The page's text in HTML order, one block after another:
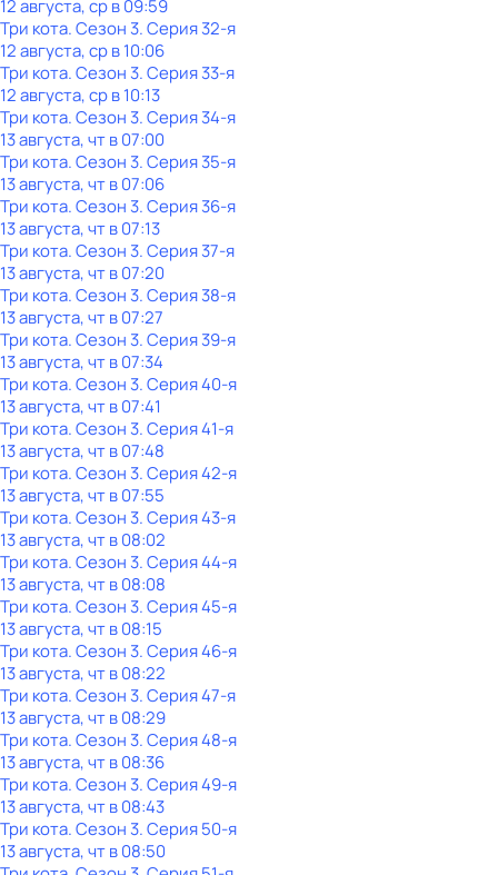
12 августа, ср в 09:59
Три кота. Сезон 3. Серия 32-я
12 августа, ср в 10:06
Три кота. Сезон 3. Серия 33-я
12 августа, ср в 10:13
Три кота. Сезон 3. Серия 34-я
13 августа, чт в 07:00
Три кота. Сезон 3. Серия 35-я
13 августа, чт в 07:06
Три кота. Сезон 3. Серия 36-я
13 августа, чт в 07:13
Три кота. Сезон 3. Серия 37-я
13 августа, чт в 07:20
Три кота. Сезон 3. Серия 38-я
13 августа, чт в 07:27
Три кота. Сезон 3. Серия 39-я
13 августа, чт в 07:34
Три кота. Сезон 3. Серия 40-я
13 августа, чт в 07:41
Три кота. Сезон 3. Серия 41-я
13 августа, чт в 07:48
Три кота. Сезон 3. Серия 42-я
13 августа, чт в 07:55
Три кота. Сезон 3. Серия 43-я
13 августа, чт в 08:02
Три кота. Сезон 3. Серия 44-я
13 августа, чт в 08:08
Три кота. Сезон 3. Серия 45-я
13 августа, чт в 08:15
Три кота. Сезон 3. Серия 46-я
13 августа, чт в 08:22
Три кота. Сезон 3. Серия 47-я
13 августа, чт в 08:29
Три кота. Сезон 3. Серия 48-я
13 августа, чт в 08:36
Три кота. Сезон 3. Серия 49-я
13 августа, чт в 08:43
Три кота. Сезон 3. Серия 50-я
13 августа, чт в 08:50